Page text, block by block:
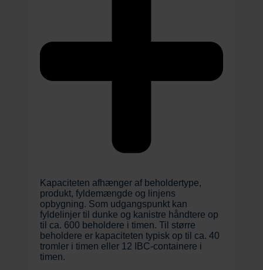
Kapaciteten afhænger af beholdertype,
produkt, fyldemængde og linjens
opbygning. Som udgangspunkt kan
fyldelinjer til dunke og kanistre håndtere op
til ca. 600 beholdere i timen. Til større
beholdere er kapaciteten typisk op til ca. 40
tromler i timen eller 12 IBC-containere i
timen.